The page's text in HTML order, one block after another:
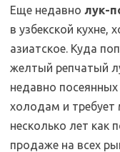
Еще недавно лук-
в узбекской кухне,
азиатское. Куда
желтый репчатый
недавно
холодам и требует
несколько лет как
продаже на всех